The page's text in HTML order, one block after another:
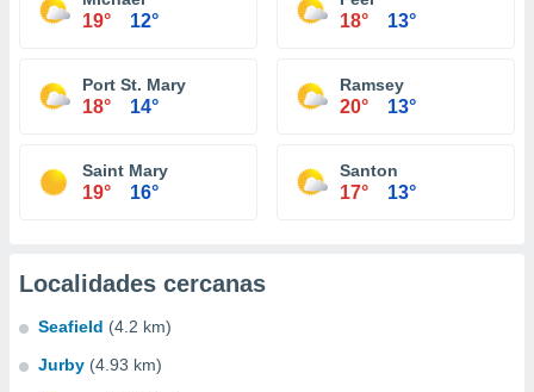
19° 12° 18° 13°
Port St. Mary
18° 14°
Ramsey
20° 13°
Saint Mary
19° 16°
Santon
17° 13°
Localidades cercanas
Seafield (4.2 km)
Jurby (4.93 km)